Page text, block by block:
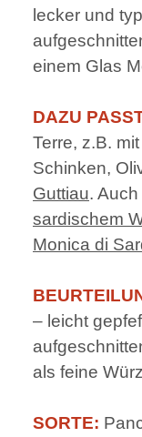
lecker und
einem Glas
DAZU
Terre, z.B. mit
Schinken,
Guttiau.
sardischem
Monica di
– leicht
als feine
SORTE: